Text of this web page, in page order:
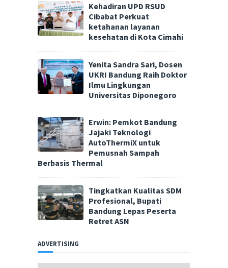
Kehadiran UPD RSUD
Cibabat Perkuat
ketahanan layanan
kesehatan di Kota Cimahi
Yenita Sandra Sari, Dosen
UKRI Bandung Raih Doktor
Ilmu Lingkungan
Universitas Diponegoro
Erwin: Pemkot Bandung
Jajaki Teknologi
AutoThermiX untuk
Pemusnah Sampah
Berbasis Thermal
Tingkatkan Kualitas SDM
Profesional, Bupati
Bandung Lepas Peserta
Retret ASN
ADVERTISING